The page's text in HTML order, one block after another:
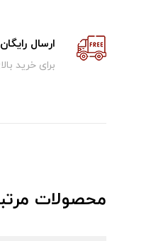
ارسال
برای خرید بالای ۱5 میلیون
محصولات